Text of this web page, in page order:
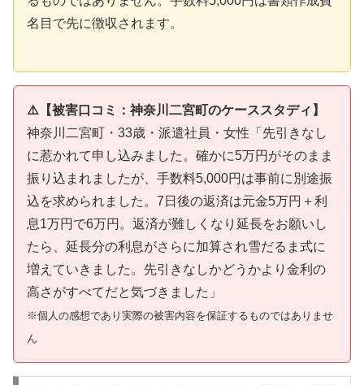
名目で先に徴収されます。
⚠️【被害口コミ：神奈川二宮町のケーススタディ】
神奈川二宮町・33歳・派遣社員・女性「先引きなし
に惹かれて申し込みました。確かに5万円がそのまま
振り込まれましたが、手数料5,000円は事前に別途振
込を求められました。7日後の返済は元金5万円＋利
息1万円で6万円。返済が難しくなり延長をお願いし
たら、延長分の利息がさらに加算され雪だるま式に
増えていきました。先引きなしかどうかより金利の
高さがすべてだと気づきました」
※個人の感想であり実際の被害内容を保証するものではありませ
ん